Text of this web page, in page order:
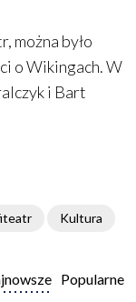
można było
o Wikingach. W
i Bart
Kultura
Popularne